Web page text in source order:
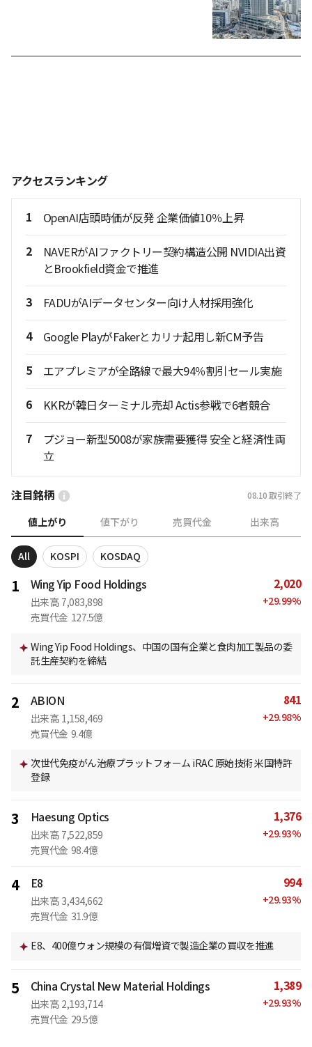
アクセスランキング
1 OpenAI店頭時価が反発 企業価値10％上昇
2
NAVERがAIファクトリー契約構造公開 NVIDIA出資
とBrookfield資金で推進
3 FADUがAIデータセンター向け人材採用強化
4 Google PlayがFakerとカリナ起用し新CM予告
5 エアプレミアが全路線で最大94％割引セール実施
6 KKRが韓日ターミナル売却 Actis参戦で6者競合
7
プジョー新型5008が家族需要獲得 安全と経済性両
立
注目銘柄 08.10 取引終了
値上がり 値下がり 売買代金 出来高
All KOSPI KOSDAQ
1 Wing Yip Food Holdings
出来高 7,083,898
売買代金 127.5億
2,020
+29.99%
Wing Yip Food Holdings、中国の国有企業と食肉加工製品の委
託生産契約を締結
2 ABION
出来高 1,158,469
売買代金 9.4億
841
+29.98%
次世代免疫がん治療プラットフォーム iRAC 原始技術 米国特許
登録
3 Haesung Optics
出来高 7,522,859
売買代金 98.4億
1,376
+29.93%
4 E8
出来高 3,434,662
売買代金 31.9億
994
+29.93%
E8、400億ウォン規模の有償増資で製造企業の買収を推進
5 China Crystal New Material Holdings
出来高 2,193,714
売買代金 29.5億
1,389
+29.93%